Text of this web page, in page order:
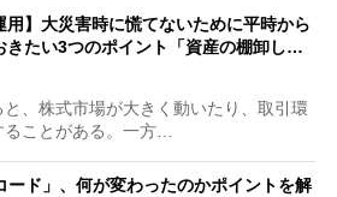
用】大災害時に慌てないために平時から
きたい3つのポイント「資産の棚卸し…
、株式市場が大きく動いたり、取引環
ることがある。一方…
ード」、何が変わったのかポイントを解